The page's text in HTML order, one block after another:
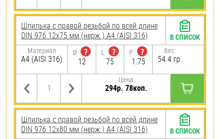
Шпилька с правой резьбой по всей длине
DIN 976 12х75 мм (нерж.) A4 (AISI 316)
Материал
A4 (AISI 316)
Ø
?
12
L
?
75
P
?
1.75
Вес:
54.4 гр.
Цена:
294р. 78коп.
В СПИСОК
Шпилька с правой резьбой по всей длине
DIN 976 12х80 мм (нерж.) A4 (AISI 316)
В СПИСОК